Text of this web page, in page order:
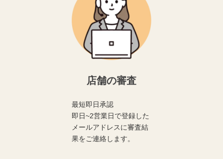
店舗の審査
最短即日承認
即日~2営業日で登録した
メールアドレスに審査結
果をご連絡します。